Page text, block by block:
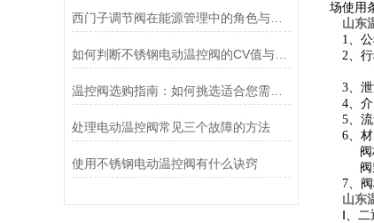
场使用
山东
1、
2、行
3、
4、
5、
6、
阀
阀
7、
山东
Ⅰ、
西门子调节阀在能源管理中的角色与优势
如何判断不锈钢电动温控阀的CV值与流量是否匹配
温控阀选购指南：如何挑选适合您需求的温控设备
处理电动温控阀常见三个故障的方法
使用不锈钢电动温控阀有什么诀窍